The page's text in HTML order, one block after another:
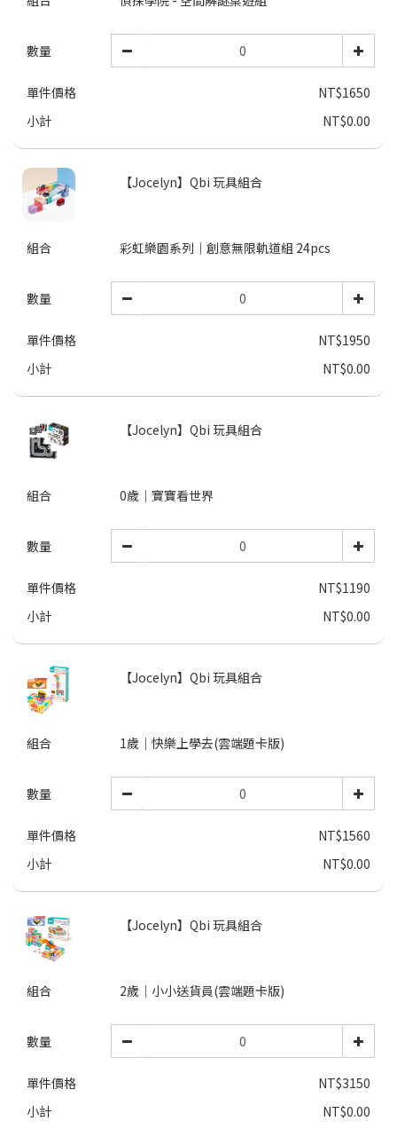
數量
單件價格
NT$1650
小計
NT$0.00
【Jocelyn】Qbi 玩具組合
組合 彩虹樂園系列｜創意無限軌道組 24pcs
數量
單件價格
NT$1950
小計
NT$0.00
【Jocelyn】Qbi 玩具組合
組合 0歲｜寶寶看世界
數量
單件價格
NT$1190
小計
NT$0.00
【Jocelyn】Qbi 玩具組合
組合 1歲｜快樂上學去(雲端題卡版)
數量
單件價格
NT$1560
小計
NT$0.00
【Jocelyn】Qbi 玩具組合
組合 2歲｜小小送貨員(雲端題卡版)
數量
單件價格
NT$3150
小計
NT$0.00